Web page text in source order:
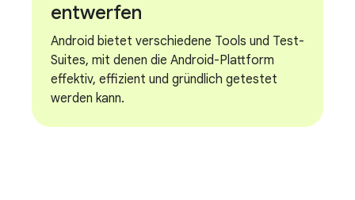
entwerfen
Android bietet verschiedene Tools und Test-
Suites, mit denen die Android-Plattform
effektiv, effizient und gründlich getestet
werden kann.